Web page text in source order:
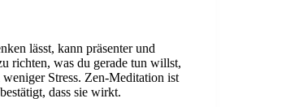
lässt, kann präsenter und
richten, was du gerade tun willst,
Stress. Zen-Meditation ist
dass sie wirkt.